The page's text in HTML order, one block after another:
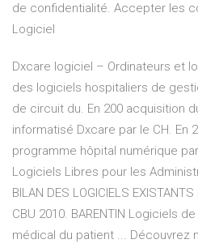
de confidentialité. Accepter les
Logiciel
Dxcare logiciel – Ordinateurs et
des logiciels hospitaliers de
de circuit du. En 200 acquisition
informatisé Dxcare par le CH. En
programme hôpital numérique
Logiciels Libres pour les
BILAN DES LOGICIELS
CBU 2010. BARENTIN Logiciels
médical du patient ... Découvrez